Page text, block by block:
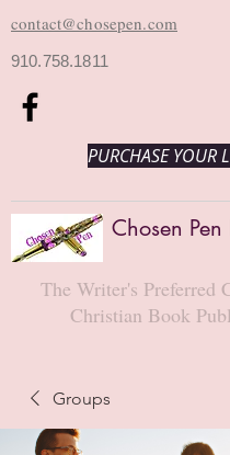
contact@chosepen.com
910.758.1811
PURCHASE YOUR
Chosen
The Writer's Preferred
Christian Book
Groups